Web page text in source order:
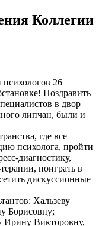
Коллегии
26
Поздравить
в двор
липчан, были и
где все
психолога, пройти
диагностику,
поиграть в
дискуссионные
Хальзеву
Борисовну;
Ирину Викторовну,